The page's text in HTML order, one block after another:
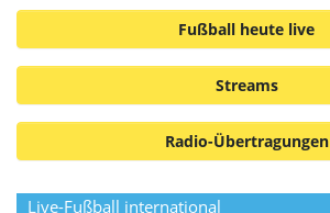
Fußball heute live
Streams
Radio-Übertragungen
Live-Fußball international